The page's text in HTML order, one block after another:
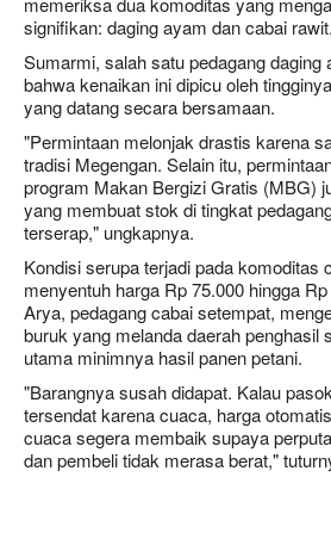
signifikan: daging ayam dan cabai rawit.
Sumarmi, salah satu pedagang daging
bahwa kenaikan ini dipicu oleh
yang datang secara bersamaan.
"Permintaan melonjak drastis karena
tradisi Megengan. Selain itu,
program Makan Bergizi Gratis (MBG)
yang membuat stok di tingkat
terserap," ungkapnya.
Kondisi serupa terjadi pada komoditas
menyentuh harga Rp 75.000 hingga
Arya, pedagang cabai setempat,
buruk yang melanda daerah penghasil
utama minimnya hasil panen petani.
"Barangnya susah didapat. Kalau
tersendat karena cuaca, harga
cuaca segera membaik supaya
dan pembeli tidak merasa berat,"